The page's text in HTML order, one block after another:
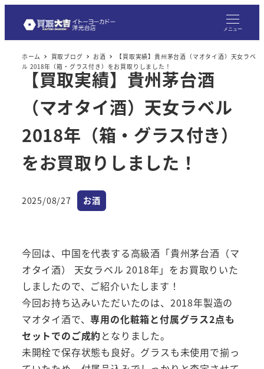
メニュー
ホーム 買取ブログ お酒
【買取実績】貴州茅台酒（マオタイ酒）天女ラベ
ル 2018年（箱・グラス付き）をお買取りしました！
【買取実績】貴州茅台酒
（マオタイ酒）天女ラベル
2018年（箱・グラス付き）
をお買取りしました！
投稿日
2025/08/27 カテゴリー
お酒
今回は、中国を代表する高級酒「貴州茅台酒（マ
オタイ酒） 天女ラベル 2018年」をお買取りいた
しましたので、ご紹介いたします！
今回お持ち込みいただいたのは、2018年製造の
マオタイ酒で、専用の化粧箱と付属グラス2点も
セットでのご成約となりました。
未開栓で保存状態も良好。グラスも未使用で揃っ